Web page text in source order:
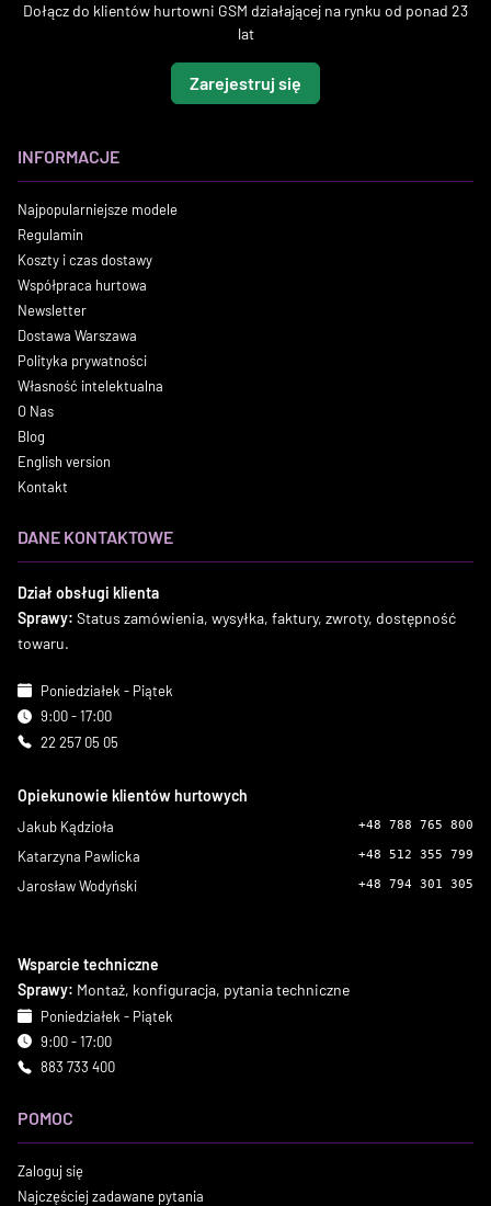
Dołącz do klientów hurtowni GSM działającej na rynku od ponad 23
lat
Zarejestruj się
INFORMACJE
Najpopularniejsze modele
Regulamin
Koszty i czas dostawy
Współpraca hurtowa
Newsletter
Dostawa Warszawa
Polityka prywatności
Własność intelektualna
O Nas
Blog
English version
Kontakt
DANE KONTAKTOWE
Dział obsługi klienta
Sprawy: Status zamówienia, wysyłka, faktury, zwroty, dostępność
towaru.
Poniedziałek - Piątek
9:00 - 17:00
22 257 05 05
Opiekunowie klientów hurtowych
Jakub Kądzioła +48 788 765 800
Katarzyna Pawlicka +48 512 355 799
Jarosław Wodyński +48 794 301 305
Wsparcie techniczne
Sprawy: Montaż, konfiguracja, pytania techniczne
Poniedziałek - Piątek
9:00 - 17:00
883 733 400
POMOC
Zaloguj się
Najczęściej zadawane pytania